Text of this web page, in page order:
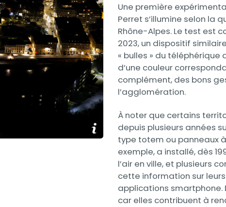
media_image_legende_afficher
Une première
Perret s’illumine selon la
Rhône-Alpes. Le test est
2023, un dispositif
« bulles » du téléphérique
d’une couleur
complément, des bons
l’agglomération.
À noter que certains
depuis plusieurs années
type totem ou panneaux
exemple, a installé, dès
l’air en ville, et plusieurs
cette information sur
applications smartphone.
car elles contribuent à